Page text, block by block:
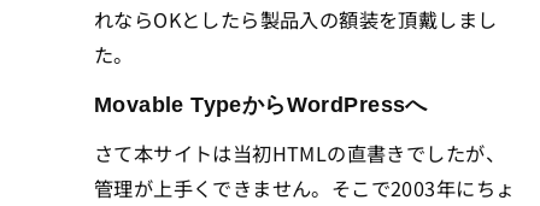
れならOKとしたら製品入の額装を頂戴しまし
た。
Movable TypeからWordPressへ
さて本サイトは当初HTMLの直書きでしたが、
管理が上手くできません。そこで2003年にちょ